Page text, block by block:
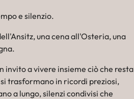
e silenzio.
una cena all'Osteria, una
invito a vivere insieme ciò che resta
trasformano in ricordi preziosi,
a lungo, silenzi condivisi che